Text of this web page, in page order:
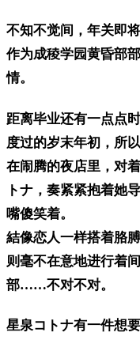
不知不觉间，年关即
作为成稜学园黄昏部
情。
距离毕业还有一点点
度过的岁末年初，所
在闹腾的夜店里，对
トナ，奏紧紧抱着她
嘴傻笑着。
結像恋人一样搭着胳
则毫不在意地进行着
部……不对不对。
星泉コトナ有一件想